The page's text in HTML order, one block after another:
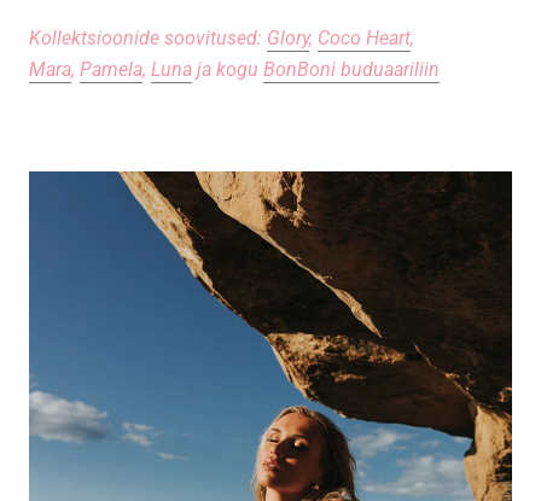
Kollektsioonide soovitused: Glory, Coco Heart,
Mara, Pamela, Luna ja kogu BonBoni buduaariliin